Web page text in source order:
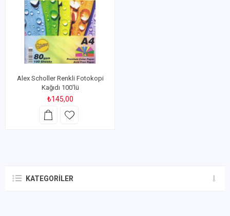
Alex Scholler Renkli Fotokopi
Kağıdı 100'lü
₺145,00
KATEGORILER